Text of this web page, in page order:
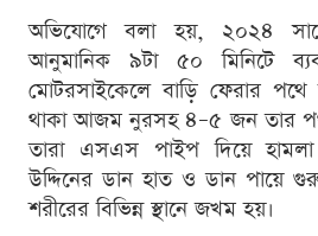
অভিযোগে বলা হয়, ২০২৪
আনুমানিক ৯টা ৫০ মিনিটে
মোটরসাইকেলে বাড়ি ফেরার
থাকা আজম নুরসহ ৪–৫ জন তার
তারা এসএস পাইপ দিয়ে
উদ্দিনের ডান হাত ও ডান পায়ে
শরীরের বিভিন্ন স্থানে জখম হয়।